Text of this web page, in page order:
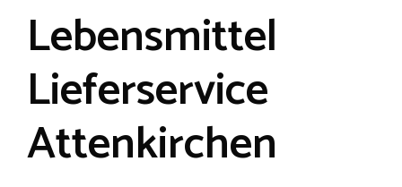
Lebensmittel
Lieferservice
Attenkirchen